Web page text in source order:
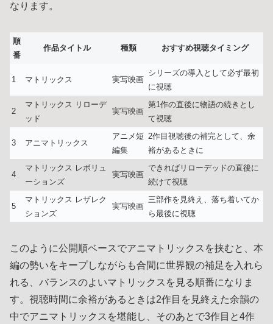
なります。
順
番
作品タイトル 種類 おすすめ視聴タイミング
1 マトリックス 実写映画
シリーズの導入として必ず最初
に視聴
2
マトリックス リローデ
ッド
実写映画
第1作の直後に物語の続きとし
て視聴
3 アニマトリックス
アニメ短
編集
2作目視聴後の補完として、余
裕があるときに
4
マトリックス レボリュ
ーションズ
実写映画
できればリローデッドの直後に
続けて視聴
5
マトリックス レザレク
ションズ
実写映画
三部作を見終え、落ち着いてか
ら最後に視聴
このように公開順ベースでアニマトリックスを挟むと、本
編の勢いをキープしながらも合間に世界観の補足を入れら
れる、バランスのよいマトリックスを見る順番になりま
す。視聴時間に余裕があるときは2作目を見終えた余韻の
中でアニマトリックスを堪能し、そのあとで3作目と4作